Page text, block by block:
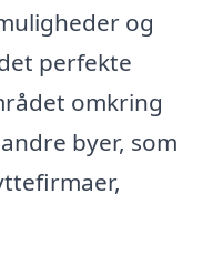
og
perfekte
omkring
byer, som